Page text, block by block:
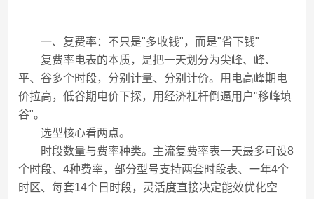
一、复费率：不只是"多收钱"，而是"省下钱"
复费率电表的本质，是把一天划分为尖峰、峰、
平、谷多个时段，分别计量、分别计价。用电高峰期电
价拉高，低谷期电价下探，用经济杠杆倒逼用户"移峰填
谷"。
选型核心看两点。
时段数量与费率种类。主流复费率表一天最多可设8
个时段、4种费率，部分型号支持两套时段表、一年4个
时区、每套14个日时段，灵活度直接决定能效优化空